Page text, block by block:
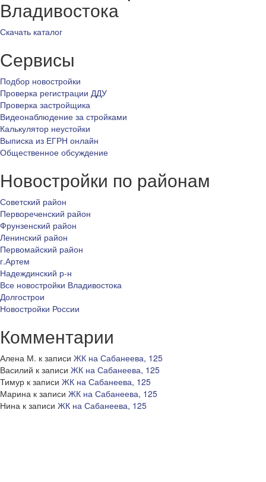
Владивостока
Скачать каталог
Сервисы
Подбор новостройки
Проверка регистрации ДДУ
Проверка застройщика
Видеонаблюдение за стройками
Калькулятор неустойки
Выписка из ЕГРН онлайн
Общественное обсуждение
Новостройки по районам
Советский район
Первореченский район
Фрунзенский район
Ленинский район
Первомайский район
г.Артем
Надеждинский р-н
Все новостройки Владивостока
Долгострои
Новостройки России
Комментарии
Алена М. к записи ЖК на Сабанеева, 125
Василий к записи ЖК на Сабанеева, 125
Тимур к записи ЖК на Сабанеева, 125
Марина к записи ЖК на Сабанеева, 125
Нина к записи ЖК на Сабанеева, 125